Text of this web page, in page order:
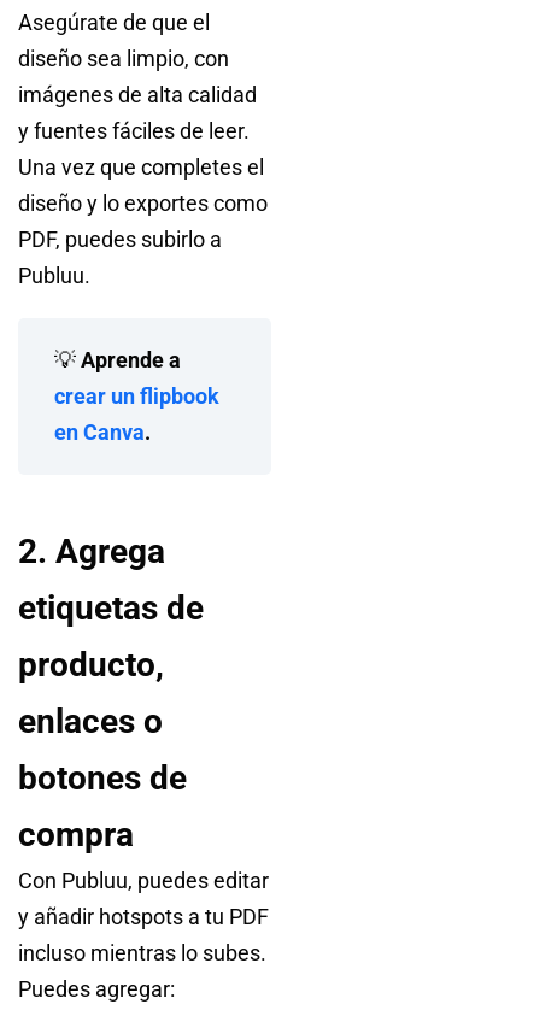
Asegúrate de que el
diseño sea limpio, con
imágenes de alta calidad
y fuentes fáciles de leer.
Una vez que completes el
diseño y lo exportes como
PDF, puedes subirlo a
Publuu.
💡Aprende a
crear un flipbook
en Canva.
2. Agrega
etiquetas de
producto,
enlaces o
botones de
compra
Con Publuu, puedes editar
y añadir hotspots a tu PDF
incluso mientras lo subes.
Puedes agregar: